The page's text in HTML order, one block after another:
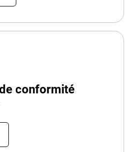
conformité